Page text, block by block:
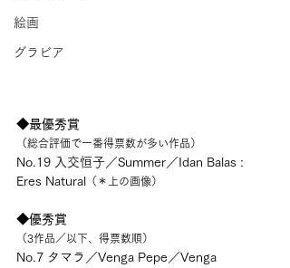
絵画
グラビア
◆最優秀賞
（総合評価で一番得票数が多い作品）
No.19 入交恒子／Summer／Idan Balas :
Eres Natural （＊上の画像）
◆優秀賞
（3作品／以下、得票数順）
No.7 タマラ／Venga Pepe／Venga